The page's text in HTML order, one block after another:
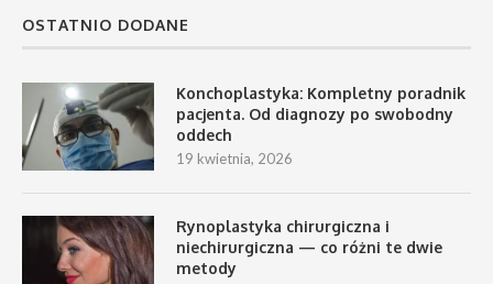
OSTATNIO DODANE
Konchoplastyka: Kompletny poradnik
pacjenta. Od diagnozy po swobodny
oddech
19 kwietnia, 2026
Rynoplastyka chirurgiczna i
niechirurgiczna — co różni te dwie
metody